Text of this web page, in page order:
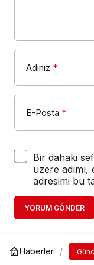
Adınız *
E-Posta *
Bir dahaki
üzere
adresimi bu
YORUM GÖNDER
Haberler